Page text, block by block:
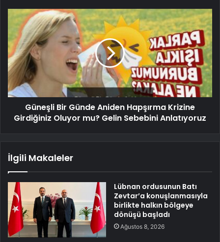
Güneşli Bir Günde Aniden Hapşırma Krizine
Girdiğiniz Oluyor mu? Gelin Sebebini Anlatıyoruz
İlgili Makaleler
Lübnan ordusunun Batı
Zevtar’a konuşlanmasıyla
birlikte halkın bölgeye
dönüşü başladı
Ağustos 8, 2026